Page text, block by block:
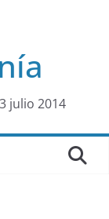
julio 2014